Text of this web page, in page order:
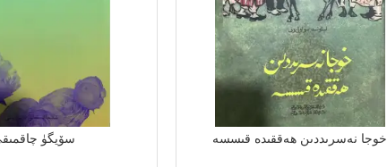
سۆيگۈ خوجا نەسرىددىن ھەققىدە قىسسە